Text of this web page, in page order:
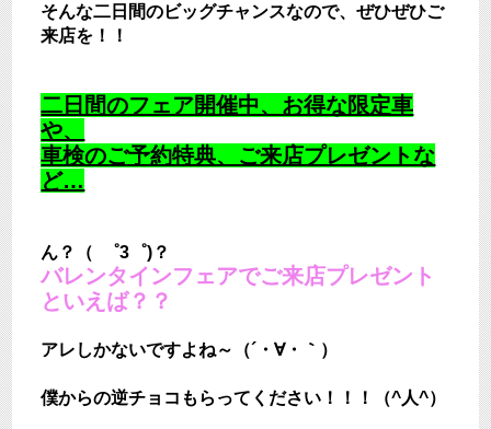
そんな二日間のビッグチャンスなので、ぜひぜひご
来店を！！
二日間のフェア開催中、お得な限定車
や、
車検のご予約特典、ご来店プレゼントな
ど…
ん？（ ゜3゜)？
バレンタインフェアでご来店プレゼント
といえば？？
アレしかないですよね～（´・∀・｀）
僕からの逆チョコもらってください！！！（^人^）